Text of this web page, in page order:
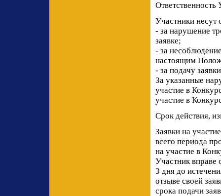
Ответственность
Участники несут
- за нарушение
заявке;
- за
настоящим
- за подачу
За указанные
участие в
участие в
Срок действия,
Заявки на
всего периода
на участие в
Участник вправе
3 дня до
отзыве своей
срока подачи